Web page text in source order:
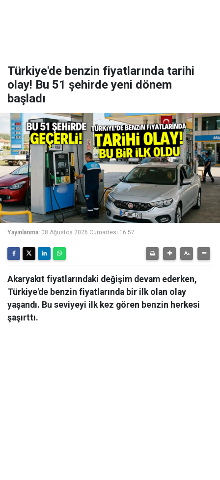
Türkiye'de benzin fiyatlarında tarihi
olay! Bu 51 şehirde yeni dönem
başladı
Yayınlanma: 08 Ağustos 2026 Cumartesi 16:57
Akaryakıt fiyatlarındaki değişim devam ederken,
Türkiye'de benzin fiyatlarında bir ilk olan olay
yaşandı. Bu seviyeyi ilk kez gören benzin herkesi
şaşırttı.